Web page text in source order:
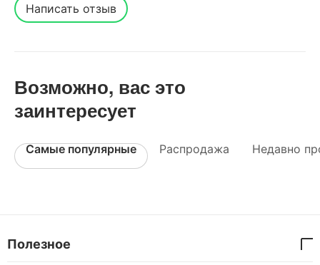
Написать отзыв
Возможно, вас это
заинтересует
Самые популярные Распродажа Недавно
Полезное